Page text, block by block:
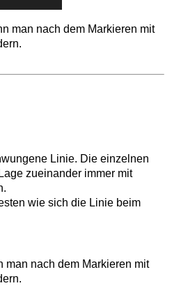
man nach dem Markieren mit
Linie. Die einzelnen
zueinander immer mit
wie sich die Linie beim
man nach dem Markieren mit